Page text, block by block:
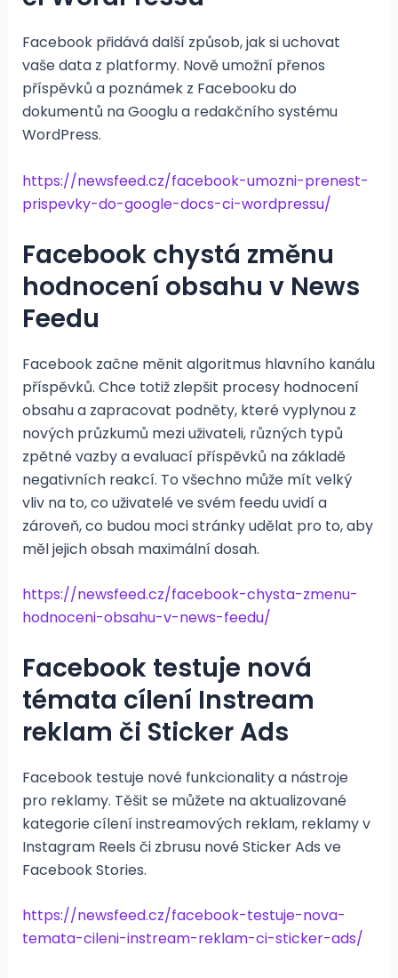
Facebook přidává další způsob, jak si uchovat
vaše data z platformy. Nově umožní přenos
příspěvků a poznámek z Facebooku do
dokumentů na Googlu a redakčního systému
WordPress.
https://newsfeed.cz/facebook-umozni-prenest-
prispevky-do-google-docs-ci-wordpressu/
Facebook chystá změnu
hodnocení obsahu v News
Feedu
Facebook začne měnit algoritmus hlavního kanálu
příspěvků. Chce totiž zlepšit procesy hodnocení
obsahu a zapracovat podněty, které vyplynou z
nových průzkumů mezi uživateli, různých typů
zpětné vazby a evaluací příspěvků na základě
negativních reakcí. To všechno může mít velký
vliv na to, co uživatelé ve svém feedu uvidí a
zároveň, co budou moci stránky udělat pro to, aby
měl jejich obsah maximální dosah.
https://newsfeed.cz/facebook-chysta-zmenu-
hodnoceni-obsahu-v-news-feedu/
Facebook testuje nová
témata cílení Instream
reklam či Sticker Ads
Facebook testuje nové funkcionality a nástroje
pro reklamy. Těšit se můžete na aktualizované
kategorie cílení instreamových reklam, reklamy v
Instagram Reels či zbrusu nové Sticker Ads ve
Facebook Stories.
https://newsfeed.cz/facebook-testuje-nova-
temata-cileni-instream-reklam-ci-sticker-ads/